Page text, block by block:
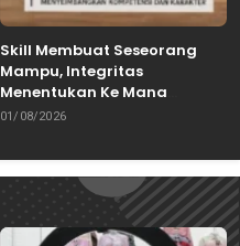
Skill Membuat Seseorang
Mampu, Integritas
Menentukan Ke Mana
Kemampuan Itu Dibawa
01/08/2026